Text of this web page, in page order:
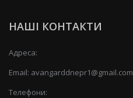
НАШІ КОНТАКТИ
Адреса:
Email: avangarddnepr1@gmail.com
Телефони: